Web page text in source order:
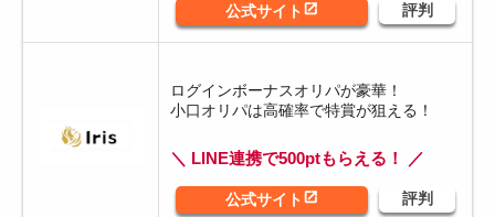
ログインボーナスオリパが豪華！
小口オリパは高確率で特賞が狙える！
＼ LINE連携で500ptもらえる！ ／